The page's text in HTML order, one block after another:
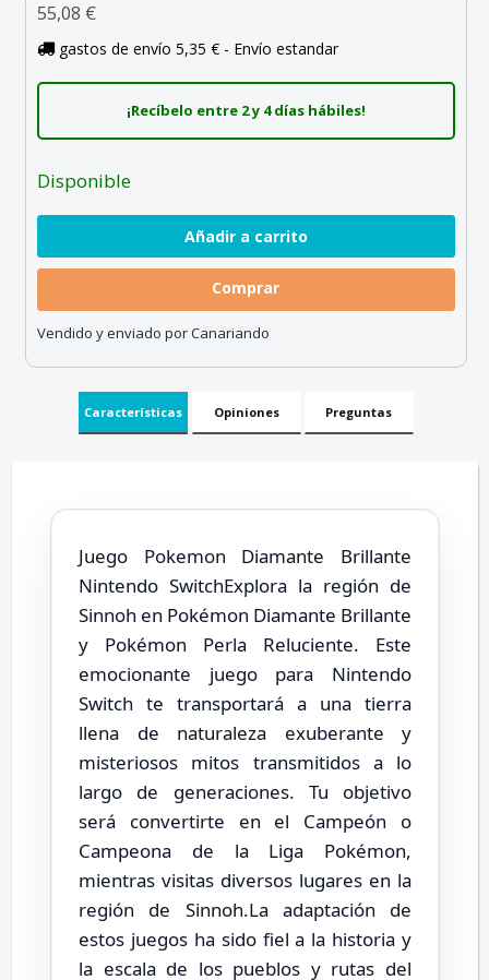
55,08 €
gastos de envío 5,35 € - Envío estandar
¡Recíbelo entre 2 y 4 días hábiles!
Disponible
Comprar
Vendido y enviado por Canariando
Características Opiniones Preguntas
Juego Pokemon Diamante Brillante
Nintendo SwitchExplora la región de
Sinnoh en Pokémon Diamante Brillante
y Pokémon Perla Reluciente. Este
emocionante juego para Nintendo
Switch te transportará a una tierra
llena de naturaleza exuberante y
misteriosos mitos transmitidos a lo
largo de generaciones. Tu objetivo
será convertirte en el Campeón o
Campeona de la Liga Pokémon,
mientras visitas diversos lugares en la
región de Sinnoh.La adaptación de
estos juegos ha sido fiel a la historia y
la escala de los pueblos y rutas del